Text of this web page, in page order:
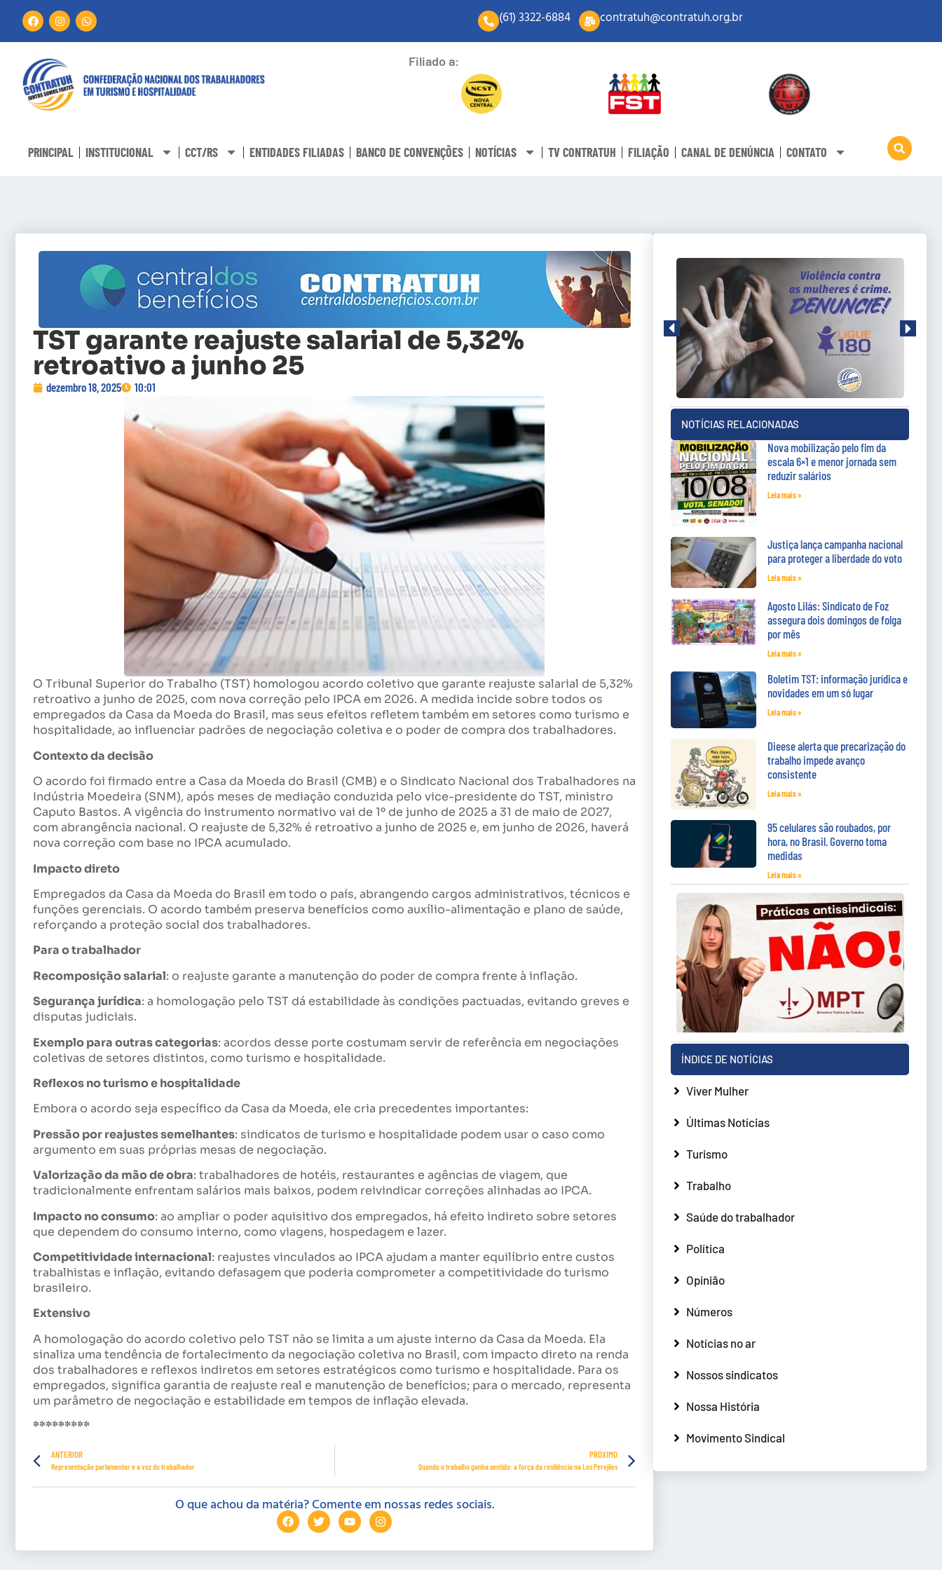
(61) 3322-6884 contratuh@contratuh.org.br
Filiado a:
PRINCIPAL INSTITUCIONAL CCT/RS ENTIDADES FILIADAS BANCO DE CONVENÇÕES NOTÍCIAS TV CONTRATUH FILIAÇÃO CANAL DE DENÚNCIA CONTATO
TST garante reajuste salarial de 5,32%
retroativo a junho 25
dezembro 18, 2025 10:01
O Tribunal Superior do Trabalho (TST) homologou acordo coletivo que garante reajuste salarial de 5,32%
retroativo a junho de 2025, com nova correção pelo IPCA em 2026. A medida incide sobre todos os
empregados da Casa da Moeda do Brasil, mas seus efeitos refletem também em setores como turismo e
hospitalidade, ao influenciar padrões de negociação coletiva e o poder de compra dos trabalhadores.
Contexto da decisão
O acordo foi firmado entre a Casa da Moeda do Brasil (CMB) e o Sindicato Nacional dos Trabalhadores na
Indústria Moedeira (SNM), após meses de mediação conduzida pelo vice-presidente do TST, ministro
Caputo Bastos. A vigência do instrumento normativo vai de 1º de junho de 2025 a 31 de maio de 2027,
com abrangência nacional. O reajuste de 5,32% é retroativo a junho de 2025 e, em junho de 2026, haverá
nova correção com base no IPCA acumulado.
Impacto direto
Empregados da Casa da Moeda do Brasil em todo o país, abrangendo cargos administrativos, técnicos e
funções gerenciais. O acordo também preserva benefícios como auxílio-alimentação e plano de saúde,
reforçando a proteção social dos trabalhadores.
Para o trabalhador
Recomposição salarial: o reajuste garante a manutenção do poder de compra frente à inflação.
Segurança jurídica: a homologação pelo TST dá estabilidade às condições pactuadas, evitando greves e
disputas judiciais.
Exemplo para outras categorias: acordos desse porte costumam servir de referência em negociações
coletivas de setores distintos, como turismo e hospitalidade.
Reflexos no turismo e hospitalidade
Embora o acordo seja específico da Casa da Moeda, ele cria precedentes importantes:
Pressão por reajustes semelhantes: sindicatos de turismo e hospitalidade podem usar o caso como
argumento em suas próprias mesas de negociação.
Valorização da mão de obra: trabalhadores de hotéis, restaurantes e agências de viagem, que
tradicionalmente enfrentam salários mais baixos, podem reivindicar correções alinhadas ao IPCA.
Impacto no consumo: ao ampliar o poder aquisitivo dos empregados, há efeito indireto sobre setores
que dependem do consumo interno, como viagens, hospedagem e lazer.
Competitividade internacional: reajustes vinculados ao IPCA ajudam a manter equilíbrio entre custos
trabalhistas e inflação, evitando defasagem que poderia comprometer a competitividade do turismo
brasileiro.
Extensivo
A homologação do acordo coletivo pelo TST não se limita a um ajuste interno da Casa da Moeda. Ela
sinaliza uma tendência de fortalecimento da negociação coletiva no Brasil, com impacto direto na renda
dos trabalhadores e reflexos indiretos em setores estratégicos como turismo e hospitalidade. Para os
empregados, significa garantia de reajuste real e manutenção de benefícios; para o mercado, representa
um parâmetro de negociação e estabilidade em tempos de inflação elevada.
*********
ANTERIOR
Representação parlamentar e a voz do trabalhador
PRÓXIMO
Quando o trabalho ganha sentido: a força da resiliência na Los Perejiles
O que achou da matéria? Comente em nossas redes sociais.
NOTÍCIAS RELACIONADAS
Nova mobilização pelo fim da
escala 6×1 e menor jornada sem
reduzir salários
Leia mais »
Justiça lança campanha nacional
para proteger a liberdade do voto
Leia mais »
Agosto Lilás: Sindicato de Foz
assegura dois domingos de folga
por mês
Leia mais »
Boletim TST: informação jurídica e
novidades em um só lugar
Leia mais »
Dieese alerta que precarização do
trabalho impede avanço
consistente
Leia mais »
95 celulares são roubados, por
hora, no Brasil. Governo toma
medidas
Leia mais »
ÍNDICE DE NOTÍCIAS
Viver Mulher
Últimas Notícias
Turismo
Trabalho
Saúde do trabalhador
Política
Opinião
Números
Notícias no ar
Nossos sindicatos
Nossa História
Movimento Sindical